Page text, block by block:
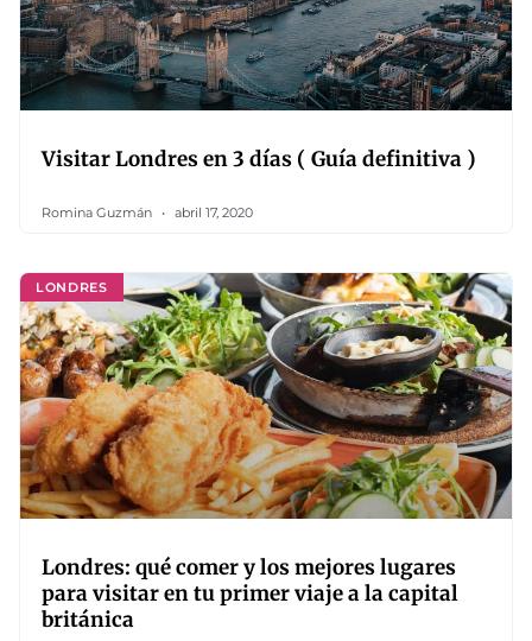
Visitar Londres en 3 días ( Guía definitiva )
Romina Guzmán abril 17, 2020
LONDRES
Londres: qué comer y los mejores lugares
para visitar en tu primer viaje a la capital
británica